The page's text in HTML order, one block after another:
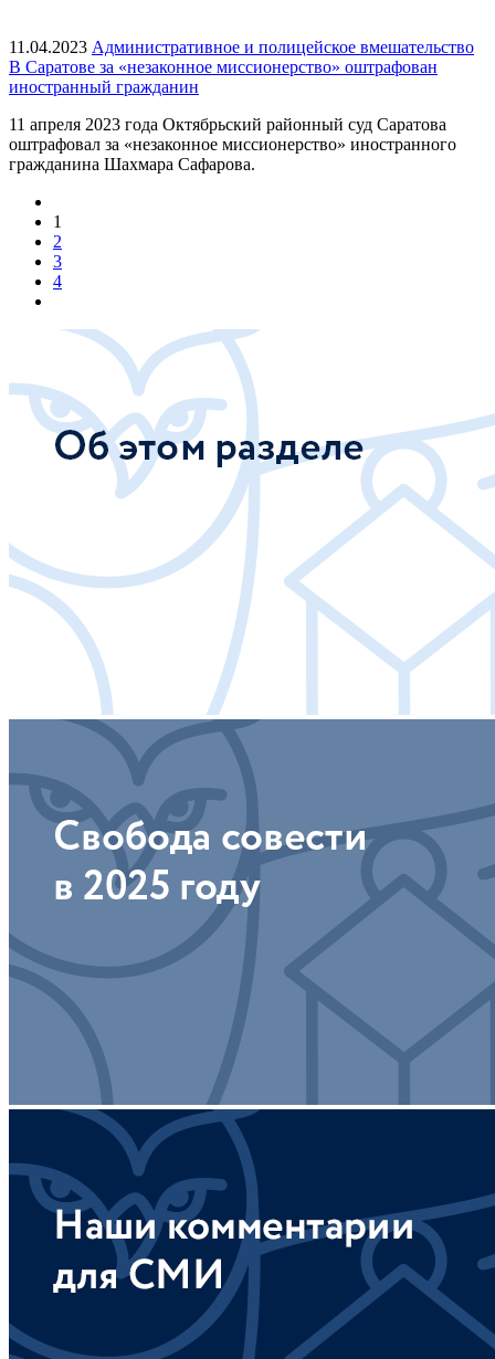
11.04.2023 Административное и полицейское вмешательство
В Саратове за «незаконное миссионерство» оштрафован
иностранный гражданин
11 апреля 2023 года Октябрьский районный суд Саратова
оштрафовал за «незаконное миссионерство» иностранного
гражданина Шахмара Сафарова.
1
2
3
4